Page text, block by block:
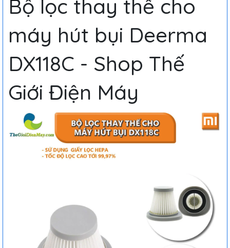
Bộ lọc thay thế cho
máy hút bụi Deerma
DX118C - Shop Thế
Giới Điện Máy